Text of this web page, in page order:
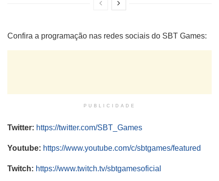
Confira a programação nas redes sociais do SBT Games:
PUBLICIDADE
Twitter: https://twitter.com/SBT_Games
Youtube: https://www.youtube.com/c/sbtgames/featured
Twitch: https://www.twitch.tv/sbtgamesoficial